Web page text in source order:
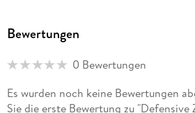
short story called ICE BREAKER,
Bewertungen
0 Bewertungen
Es wurden noch keine Bewertungen
Sie die erste Bewertung zu